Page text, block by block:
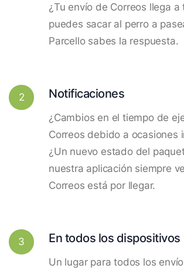
¿Tu envío de Correos llega a
puedes sacar al perro a
Parcello sabes la respuesta.
2 Notificaciones
¿Cambios en el tiempo de
Correos debido a ocasiones
¿Un nuevo estado del
nuestra aplicación siempre
Correos está por llegar.
3 En todos los dispositivos
Un lugar para todos los